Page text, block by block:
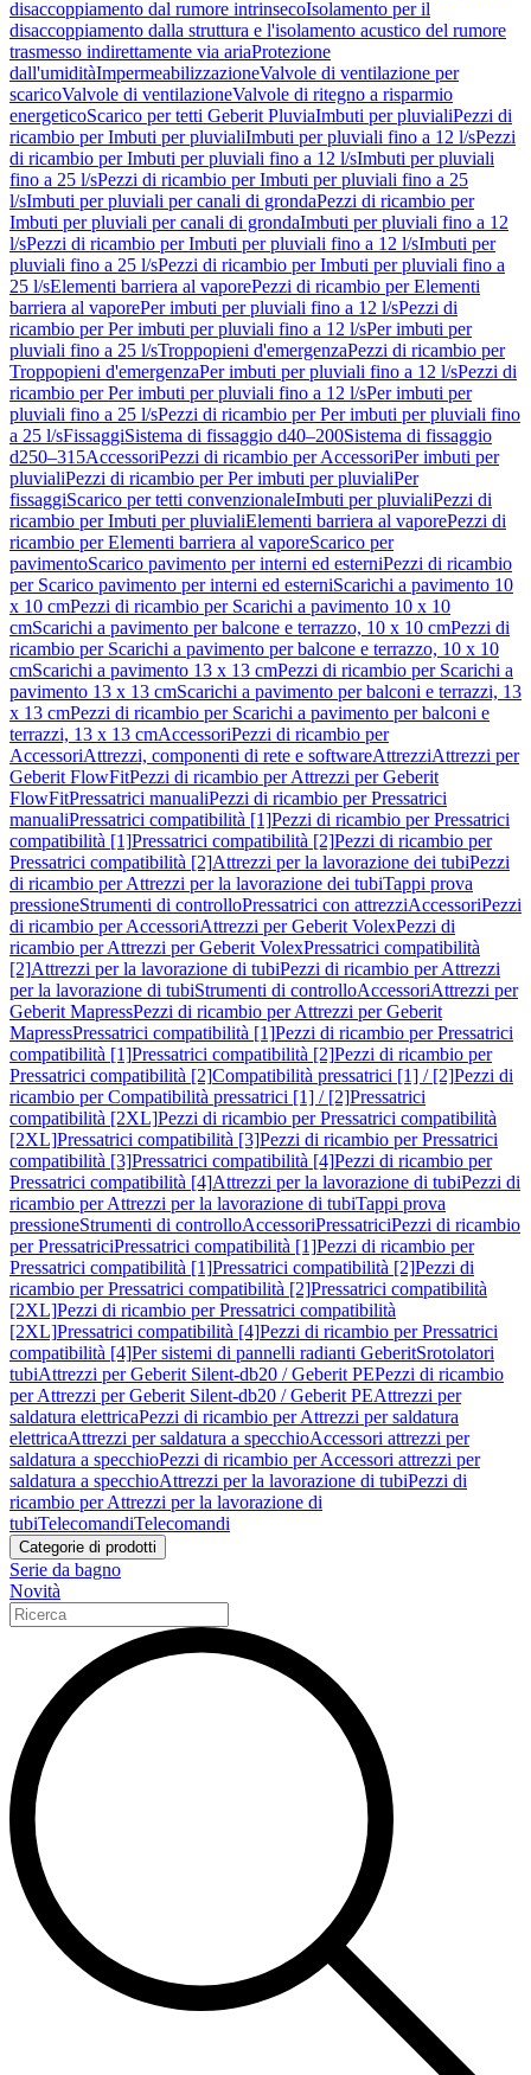
disaccoppiamento dal rumore intrinsecoIsolamento per il
disaccoppiamento dalla struttura e l'isolamento acustico del rumore
trasmesso indirettamente via ariaProtezione
dall'umiditàImpermeabilizzazioneValvole di ventilazione per
scaricoValvole di ventilazioneValvole di ritegno a risparmio
energeticoScarico per tetti Geberit PluviaImbuti per pluvialiPezzi di
ricambio per Imbuti per pluvialiImbuti per pluviali fino a 12 l/sPezzi
di ricambio per Imbuti per pluviali fino a 12 l/sImbuti per pluviali
fino a 25 l/sPezzi di ricambio per Imbuti per pluviali fino a 25
l/sImbuti per pluviali per canali di grondaPezzi di ricambio per
Imbuti per pluviali per canali di grondaImbuti per pluviali fino a 12
l/sPezzi di ricambio per Imbuti per pluviali fino a 12 l/sImbuti per
pluviali fino a 25 l/sPezzi di ricambio per Imbuti per pluviali fino a
25 l/sElementi barriera al vaporePezzi di ricambio per Elementi
barriera al vaporePer imbuti per pluviali fino a 12 l/sPezzi di
ricambio per Per imbuti per pluviali fino a 12 l/sPer imbuti per
pluviali fino a 25 l/sTroppopieni d'emergenzaPezzi di ricambio per
Troppopieni d'emergenzaPer imbuti per pluviali fino a 12 l/sPezzi di
ricambio per Per imbuti per pluviali fino a 12 l/sPer imbuti per
pluviali fino a 25 l/sPezzi di ricambio per Per imbuti per pluviali fino
a 25 l/sFissaggiSistema di fissaggio d40–200Sistema di fissaggio
d250–315AccessoriPezzi di ricambio per AccessoriPer imbuti per
pluvialiPezzi di ricambio per Per imbuti per pluvialiPer
fissaggiScarico per tetti convenzionaleImbuti per pluvialiPezzi di
ricambio per Imbuti per pluvialiElementi barriera al vaporePezzi di
ricambio per Elementi barriera al vaporeScarico per
pavimentoScarico pavimento per interni ed esterniPezzi di ricambio
per Scarico pavimento per interni ed esterniScarichi a pavimento 10
x 10 cmPezzi di ricambio per Scarichi a pavimento 10 x 10
cmScarichi a pavimento per balcone e terrazzo, 10 x 10 cmPezzi di
ricambio per Scarichi a pavimento per balcone e terrazzo, 10 x 10
cmScarichi a pavimento 13 x 13 cmPezzi di ricambio per Scarichi a
pavimento 13 x 13 cmScarichi a pavimento per balconi e terrazzi, 13
x 13 cmPezzi di ricambio per Scarichi a pavimento per balconi e
terrazzi, 13 x 13 cmAccessoriPezzi di ricambio per
AccessoriAttrezzi, componenti di rete e softwareAttrezziAttrezzi per
Geberit FlowFitPezzi di ricambio per Attrezzi per Geberit
FlowFitPressatrici manualiPezzi di ricambio per Pressatrici
manualiPressatrici compatibilità [1]Pezzi di ricambio per Pressatrici
compatibilità [1]Pressatrici compatibilità [2]Pezzi di ricambio per
Pressatrici compatibilità [2]Attrezzi per la lavorazione dei tubiPezzi
di ricambio per Attrezzi per la lavorazione dei tubiTappi prova
pressioneStrumenti di controlloPressatrici con attrezziAccessoriPezzi
di ricambio per AccessoriAttrezzi per Geberit VolexPezzi di
ricambio per Attrezzi per Geberit VolexPressatrici compatibilità
[2]Attrezzi per la lavorazione di tubiPezzi di ricambio per Attrezzi
per la lavorazione di tubiStrumenti di controlloAccessoriAttrezzi per
Geberit MapressPezzi di ricambio per Attrezzi per Geberit
MapressPressatrici compatibilità [1]Pezzi di ricambio per Pressatrici
compatibilità [1]Pressatrici compatibilità [2]Pezzi di ricambio per
Pressatrici compatibilità [2]Compatibilità pressatrici [1] / [2]Pezzi di
ricambio per Compatibilità pressatrici [1] / [2]Pressatrici
compatibilità [2XL]Pezzi di ricambio per Pressatrici compatibilità
[2XL]Pressatrici compatibilità [3]Pezzi di ricambio per Pressatrici
compatibilità [3]Pressatrici compatibilità [4]Pezzi di ricambio per
Pressatrici compatibilità [4]Attrezzi per la lavorazione di tubiPezzi di
ricambio per Attrezzi per la lavorazione di tubiTappi prova
pressioneStrumenti di controlloAccessoriPressatriciPezzi di ricambio
per PressatriciPressatrici compatibilità [1]Pezzi di ricambio per
Pressatrici compatibilità [1]Pressatrici compatibilità [2]Pezzi di
ricambio per Pressatrici compatibilità [2]Pressatrici compatibilità
[2XL]Pezzi di ricambio per Pressatrici compatibilità
[2XL]Pressatrici compatibilità [4]Pezzi di ricambio per Pressatrici
compatibilità [4]Per sistemi di pannelli radianti GeberitSrotolatori
tubiAttrezzi per Geberit Silent-db20 / Geberit PEPezzi di ricambio
per Attrezzi per Geberit Silent-db20 / Geberit PEAttrezzi per
saldatura elettricaPezzi di ricambio per Attrezzi per saldatura
elettricaAttrezzi per saldatura a specchioAccessori attrezzi per
saldatura a specchioPezzi di ricambio per Accessori attrezzi per
saldatura a specchioAttrezzi per la lavorazione di tubiPezzi di
ricambio per Attrezzi per la lavorazione di
tubiTelecomandiTelecomandi
Categorie di prodotti
Serie da bagno
Novità